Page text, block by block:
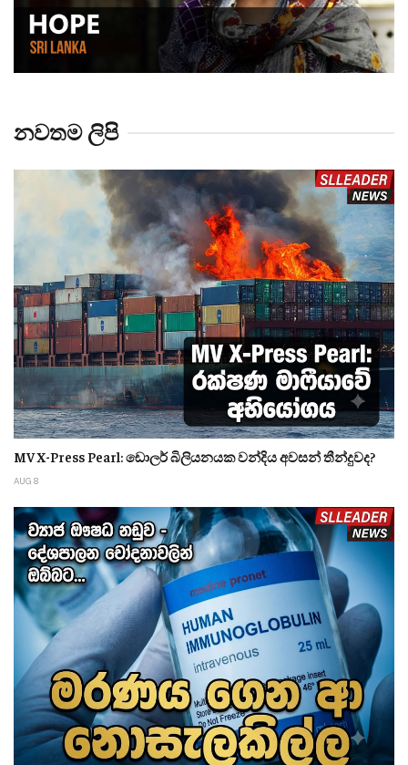
නවතම ලිපි
MV X-Press Pearl: ඩොලර් බිලියනයක වන්දිය අවසන් තීන්දුවද?
AUG 8